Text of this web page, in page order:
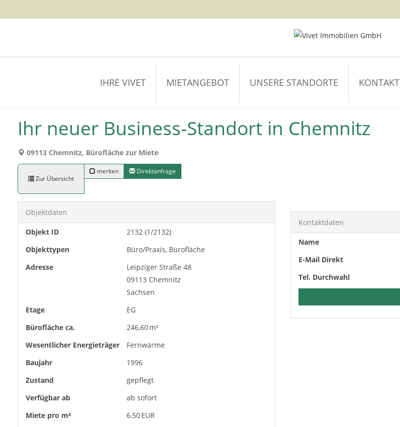
IHRE VIVET MIETANGEBOT UNSERE STANDORTE KONTAKT
Ihr neuer Business-Standort in Chemnitz
09113 Chemnitz, Bürofläche zur Miete
Zur Übersicht
merken Direktanfrage
Kontaktdaten
Name
E-Mail Direkt
Tel. Durchwahl
Objektdaten
Objekt ID
2132 (1/2132)
Objekttypen
Büro/Praxis, Bürofläche
Adresse
Leipziger Straße 48
09113 Chemnitz
Sachsen
Etage
EG
Bürofläche ca.
246,60 m²
Wesentlicher Energieträger
Fernwärme
Baujahr
1996
Zustand
gepflegt
Verfügbar ab
ab sofort
Miete pro m²
6,50 EUR